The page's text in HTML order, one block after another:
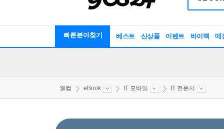
빠른분야찾기 베스트 신상품 이벤트 바이백 매
웰컴 eBook IT 모바일 IT 전문서